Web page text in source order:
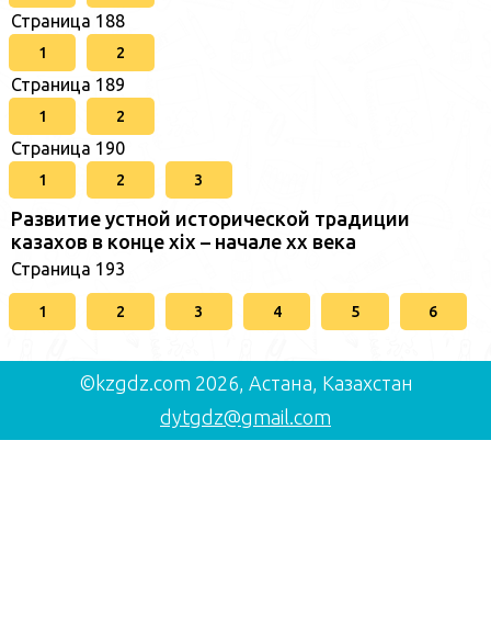
Страница 188
1 2
Страница 189
1 2
Страница 190
1 2 3
Развитие устной исторической традиции
казахов в конце xіх – начале хх века
Страница 193
1 2 3 4 5 6
©kzgdz.com 2026, Астана, Казахстан
dytgdz@gmail.com